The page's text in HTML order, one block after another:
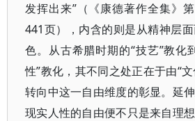
发挥出来”（《康德著作全集》
441页），内含的则是从精神层
色。从古希腊时期的“技艺”教化
性”教化，其不同之处正在于由“
转向中这一自由维度的彰显。延
现实人性的自由便不只是来自理